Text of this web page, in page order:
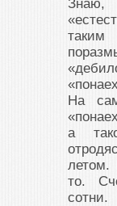
На
а
летом.
то.
сотни.